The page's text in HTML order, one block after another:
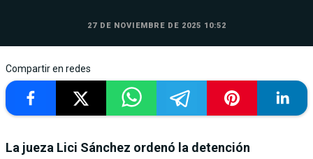
27 DE NOVIEMBRE DE 2025 10:52
Compartir en redes
La jueza Lici Sánchez ordenó la detención